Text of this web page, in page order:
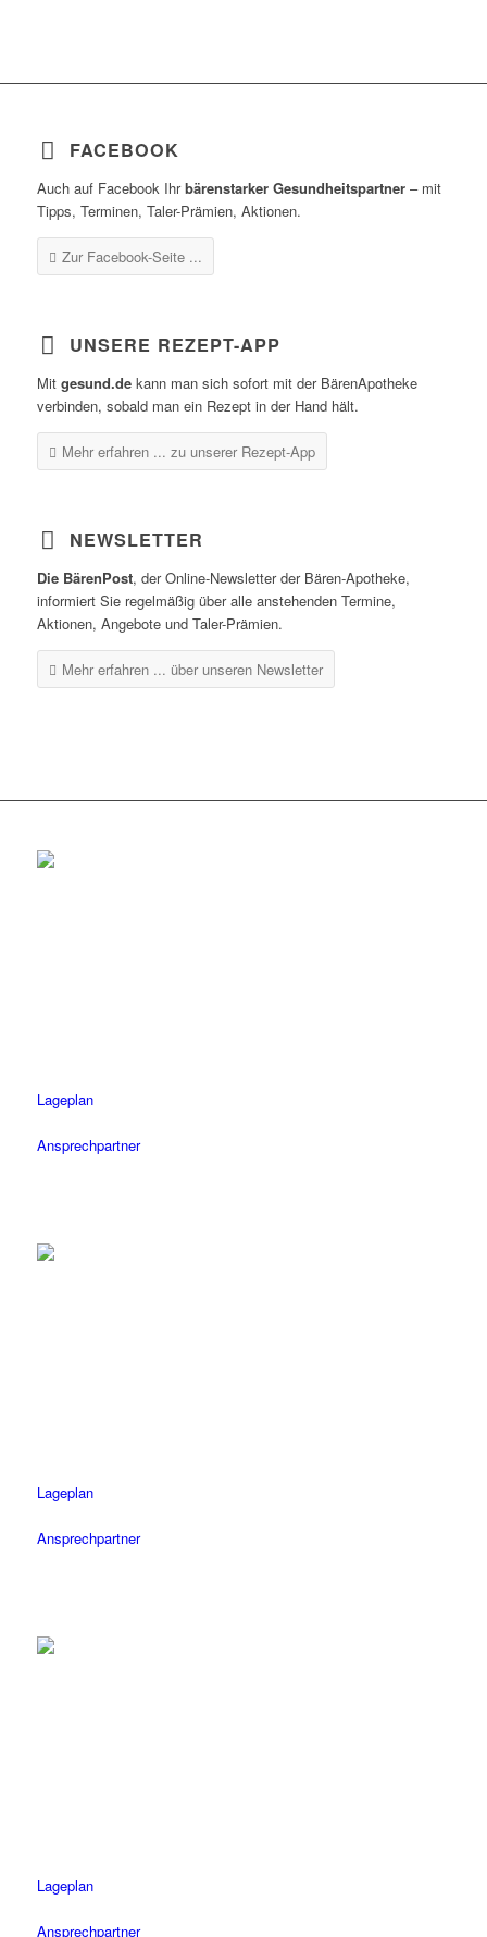
FACEBOOK
Auch auf Facebook Ihrbärenstarker Gesundheitspartner– mit
Tipps, Terminen, Taler-Prämien, Aktionen.
Zur Facebook-Seite ...
UNSERE REZEPT-APP
Mit gesund.dekann man sich sofort mit der BärenApotheke
verbinden, sobald man ein Rezept in der Hand hält.
Mehr erfahren ... zu unserer Rezept-App
NEWSLETTER
Die BärenPost, der Online-Newsletter der Bären-Apotheke,
informiert Sie regelmäßig über alle anstehenden Termine,
Aktionen, Angebote und Taler-Prämien.
Mehr erfahren ... über unseren Newsletter
Lageplan
Ansprechpartner
Lageplan
Ansprechpartner
Lageplan
Ansprechpartner